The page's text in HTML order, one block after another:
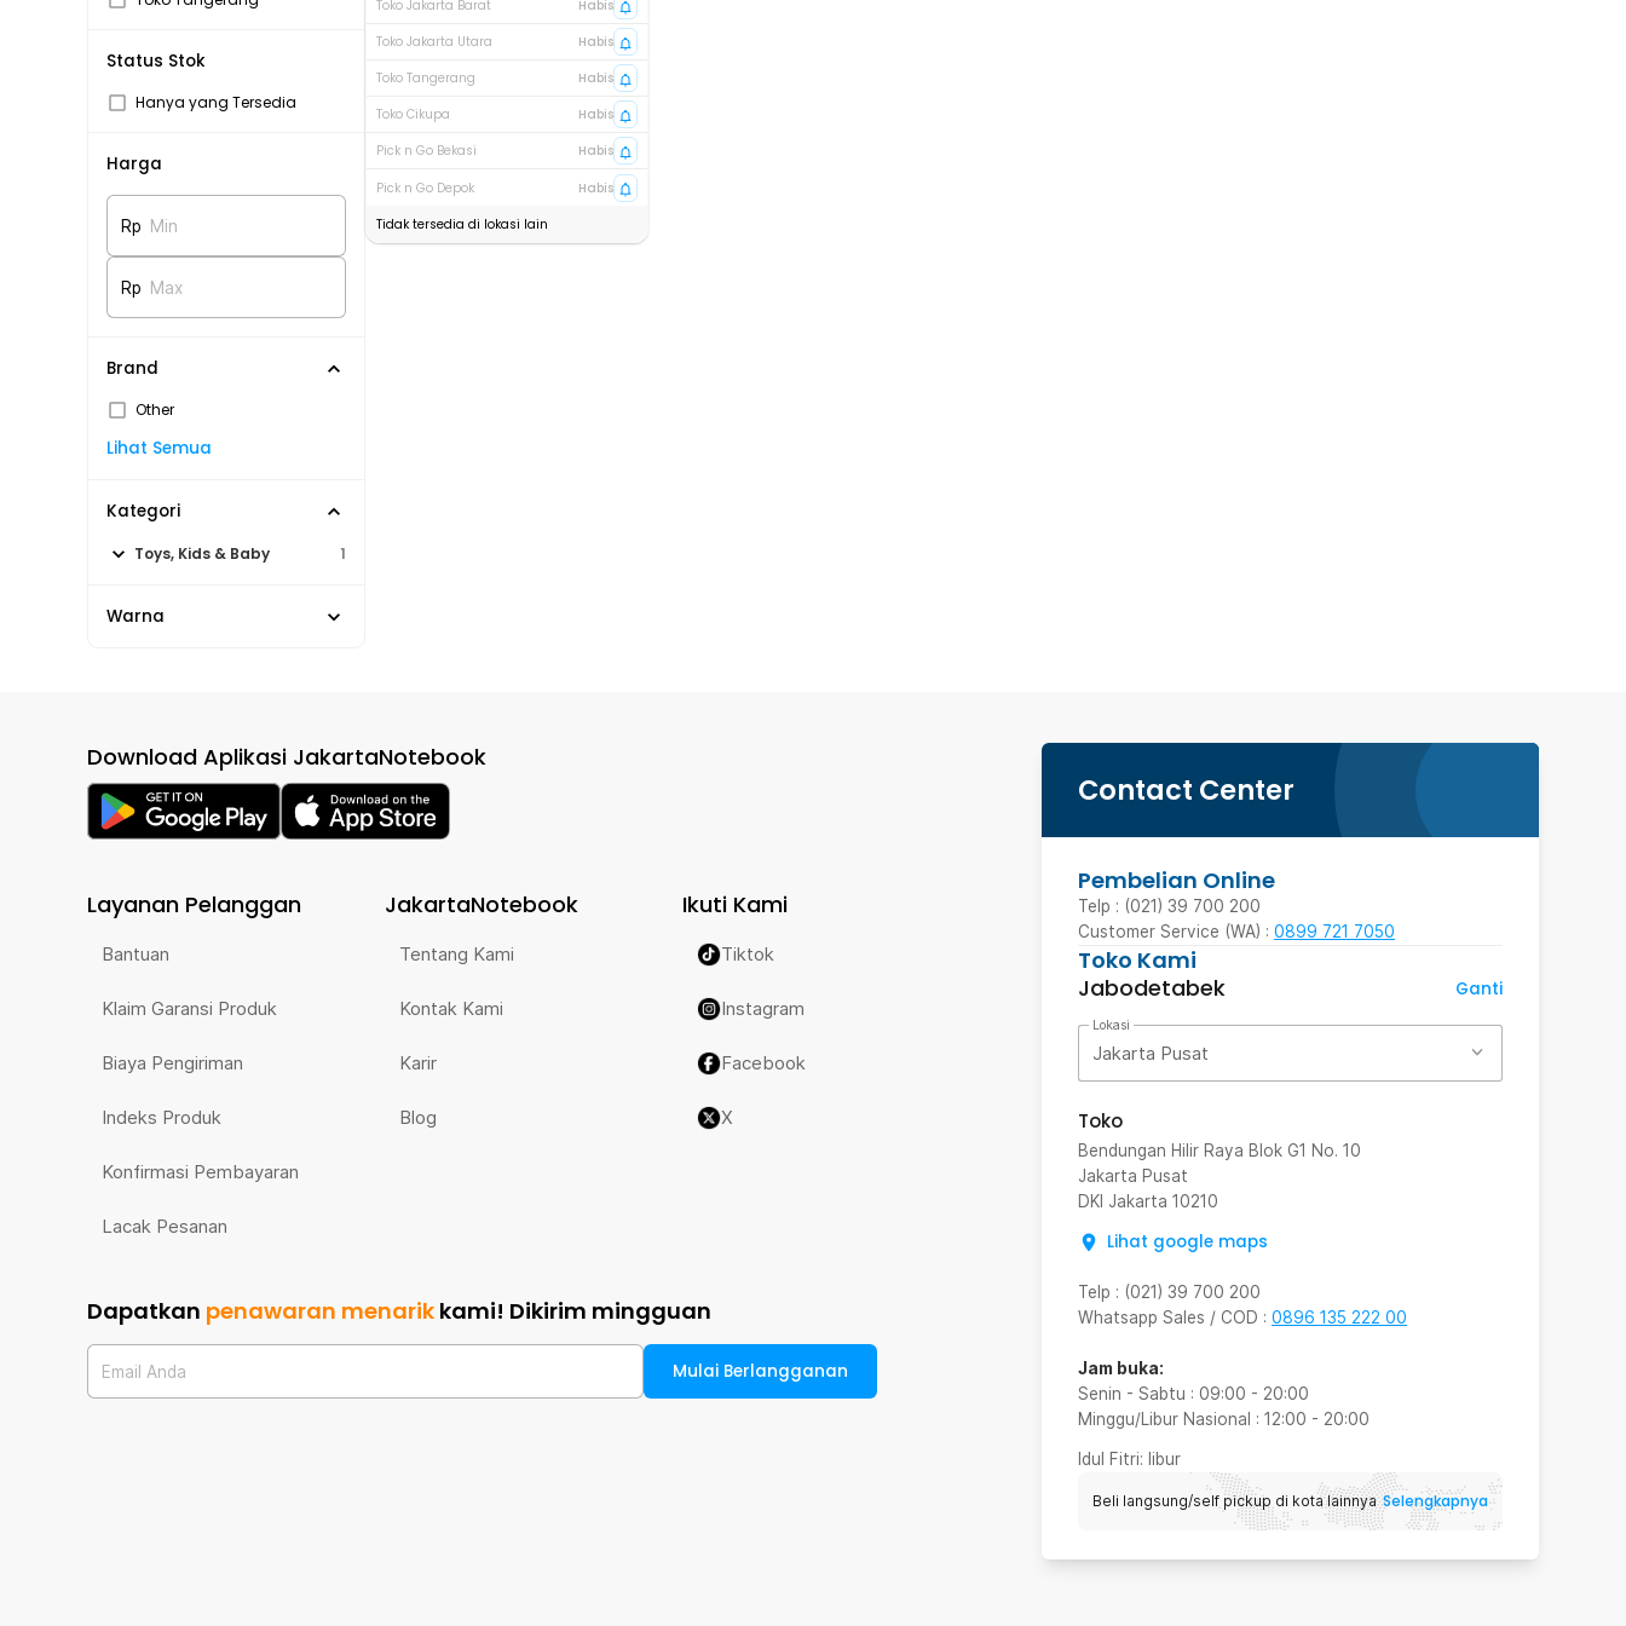
Status Stok
Hanya yang Tersedia
Harga
Rp Min
Rp Max
Brand
Other
Lihat Semua
Kategori
Toys, Kids & Baby 1
Warna
Toko Jakarta Barat
Habis
Toko Jakarta Utara
Habis
Toko Tangerang
Habis
Toko Cikupa
Habis
Pick n Go Bekasi
Habis
Pick n Go Depok
Habis
Tidak tersedia di lokasi lain
Contact Center
Pembelian Online
Telp : (021) 39 700 200
Customer Service (WA) : 0899 721 7050
Toko Kami
Jabodetabek
Ganti
Lokasi
Jakarta Pusat
Toko
Bendungan Hilir Raya Blok G1 No. 10
Jakarta Pusat
DKI Jakarta 10210
Lihat google maps
Telp : (021) 39 700 200
Whatsapp Sales / COD : 0896 135 222 00
Jam buka:
Senin - Sabtu : 09:00 - 20:00
Minggu/Libur Nasional : 12:00 - 20:00
Idul Fitri: libur
Beli langsung/self pickup di kota lainnya Selengkapnya
Download Aplikasi JakartaNotebook
Layanan Pelanggan
Bantuan
Klaim Garansi Produk
Biaya Pengiriman
Indeks Produk
Konfirmasi Pembayaran
Lacak Pesanan
JakartaNotebook
Tentang Kami
Kontak Kami
Karir
Blog
Ikuti Kami
Tiktok
Instagram
Facebook
X
Dapatkan penawaran menarik kami! Dikirim mingguan
Email Anda Mulai Berlangganan